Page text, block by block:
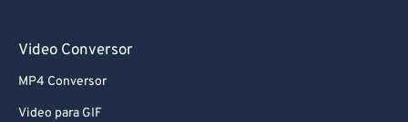
Video Conversor
MP4 Conversor
Video para GIF